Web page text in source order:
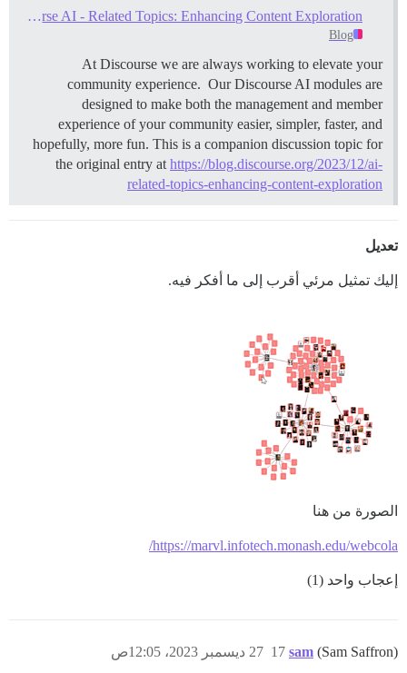
Discourse AI - Related Topics: Enhancing Content Exploration
Blog
At Discourse we are always working to elevate your
community experience. Our Discourse AI modules are
designed to make both the management and member
experience of your community easier, simpler, faster, and
hopefully, more fun. This is a companion discussion topic for
the original entry at https://blog.discourse.org/2023/12/ai-
related-topics-enhancing-content-exploration
تعديل
إليك تمثيل مرئي أقرب إلى ما أفكر فيه.
الصورة من هنا
https://marvl.infotech.monash.edu/webcola/
إعجاب واحد (1)
sam (Sam Saffron) 27 ديسمبر 2023، 12:05ص 17